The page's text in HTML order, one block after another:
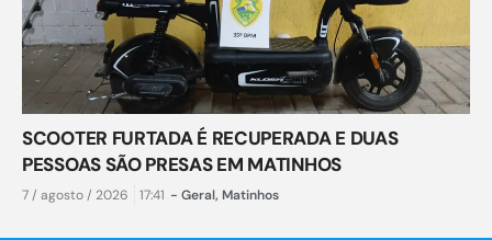
SCOOTER FURTADA É RECUPERADA E DUAS
PESSOAS SÃO PRESAS EM MATINHOS
7 / agosto / 2026 17:41 - Geral, Matinhos